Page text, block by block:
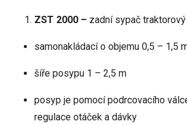
ZST 2000 – zadní sypač traktorový
samonakládací o objemu 0,5 – 1,5
šíře posypu 1 – 2,5 m
posyp je pomocí podrcovacího
regulace otáček a dávky